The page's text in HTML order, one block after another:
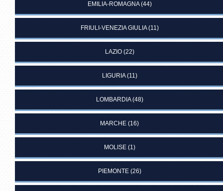
EMILIA-ROMAGNA(44)
FRIULI-VENEZIA GIULIA(11)
LAZIO(22)
LIGURIA(11)
LOMBARDIA(48)
MARCHE (16)
MOLISE(1)
PIEMONTE(26)